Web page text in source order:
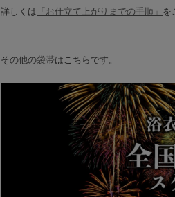
詳しくは 「お仕立て上がりまでの手順」 を
その他の袋帯はこちらです。